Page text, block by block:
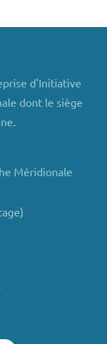
d'Initiative
dont le siège
Méridionale